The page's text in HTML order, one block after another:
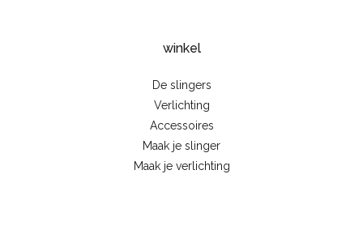
winkel
De slingers
Verlichting
Accessoires
Maak je slinger
Maak je verlichting